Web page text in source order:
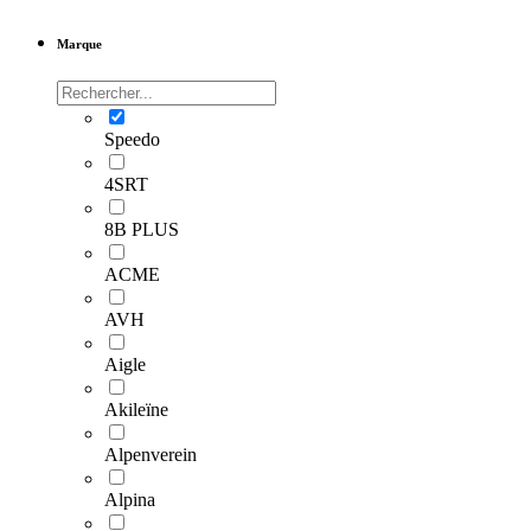
Marque
Speedo
4SRT
8B PLUS
ACME
AVH
Aigle
Akileïne
Alpenverein
Alpina